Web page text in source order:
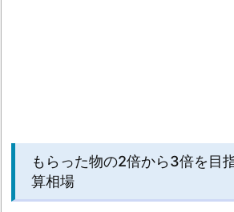
もらった物の2倍から3倍を目
算相場